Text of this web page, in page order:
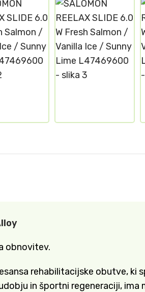
obnovitev.
rehabilitacijske obutve, ki
in športni regeneraciji, ima